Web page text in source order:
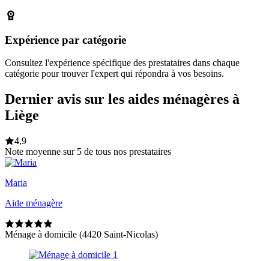
Expérience par catégorie
Consultez l'expérience spécifique des prestataires dans chaque
catégorie pour trouver l'expert qui répondra à vos besoins.
Dernier avis sur les aides ménagères à
Liège
4,9
Note moyenne sur 5 de tous nos prestataires
Maria
Aide ménagère
Ménage à domicile (4420 Saint-Nicolas)